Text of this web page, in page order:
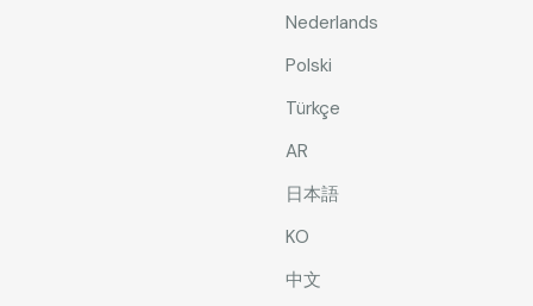
Nederlands
Polski
Türkçe
AR
日本語
KO
中文